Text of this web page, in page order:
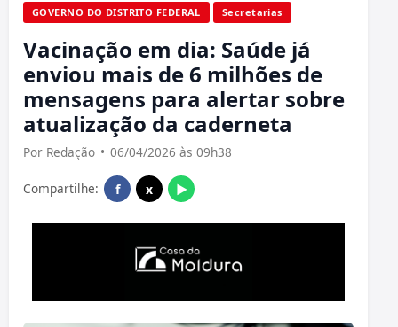
GOVERNO DO DISTRITO FEDERAL Secretarias
Vacinação em dia: Saúde já
enviou mais de 6 milhões de
mensagens para alertar sobre
atualização da caderneta
Por Redação • 06/04/2026 às 09h38
Compartilhe: f x ▶